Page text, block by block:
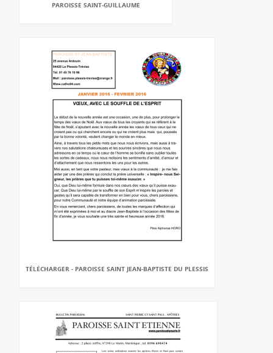
PAROISSE SAINT-GUILLAUME
TÉLÉCHARGER - PAROISSE SAINT JEAN-BAPTISTE DU PLESSIS